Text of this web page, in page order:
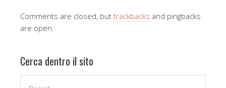
Comments are closed, but trackbacks and pingbacks
are open.
Cerca dentro il sito